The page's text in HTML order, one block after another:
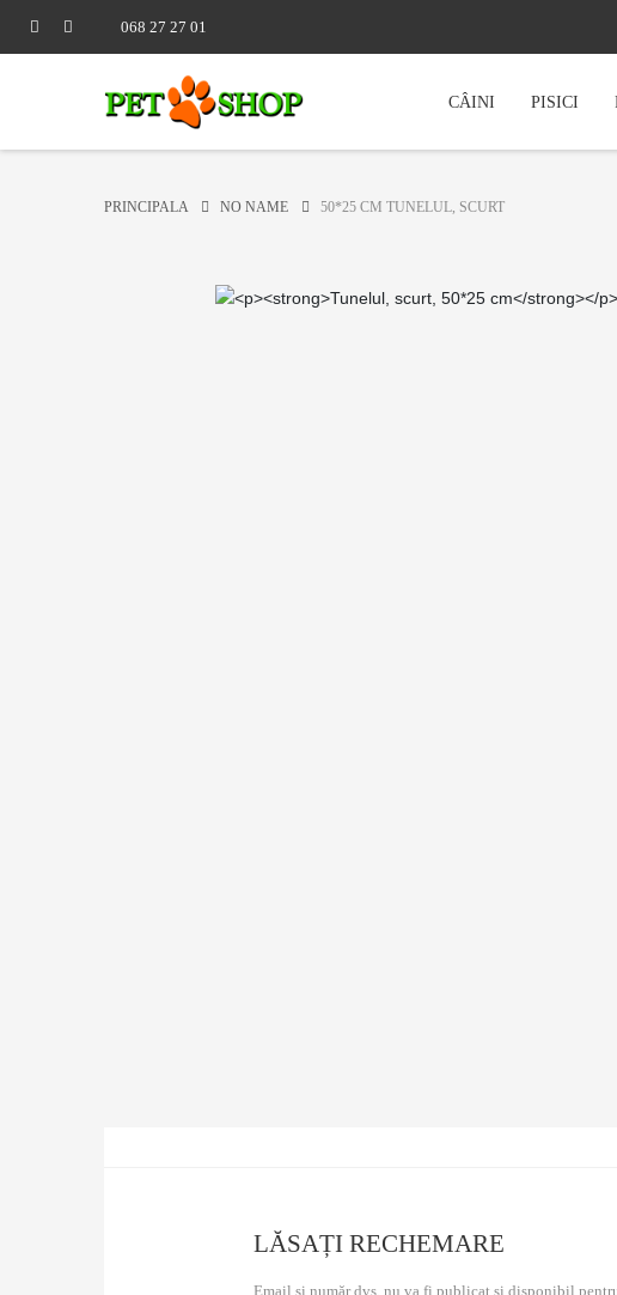
068 27 27 01
CÂINI PISICI
PRINCIPALA NO NAME 50*25 CM TUNELUL, SCURT
LĂSAȚI RECHEMARE
Email si număr dvs. nu va fi publicat și disponibil